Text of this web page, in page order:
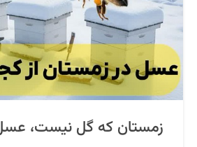
زمستان که گل نیست، عسل